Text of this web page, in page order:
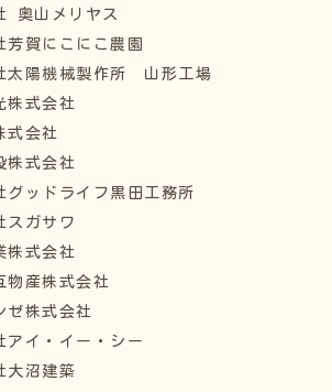
奥山メリヤス
芳賀にこにこ農園
太陽機械製作所 山形工場
株式会社
式会社
株式会社
グッドライフ黒田工務所
スガサワ
株式会社
物産株式会社
ゼ株式会社
アイ・イー・シー
大沼建築